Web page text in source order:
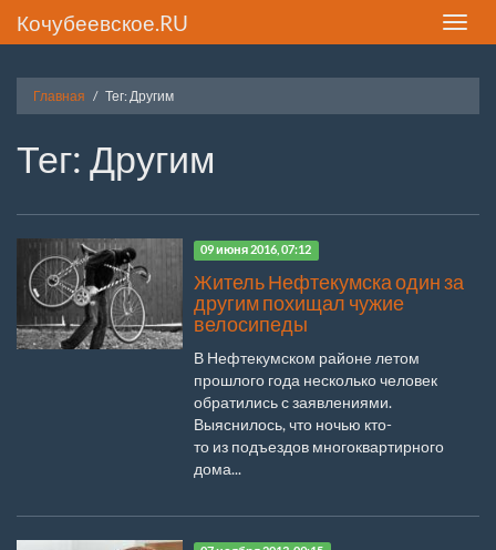
Toggle
Кочубеевское.RU
Главная Тег: Другим
Тег: Другим
09 июня 2016, 07:12
Житель Нефтекумска один за
другим похищал чужие
велосипеды
В Нефтекумском районе летом
прошлого года несколько человек
обратились с заявлениями.
Выяснилось, что ночью кто-
то из подъездов многоквартирного
дома...